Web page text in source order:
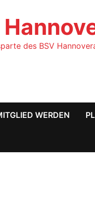
des BSV
WERDEN